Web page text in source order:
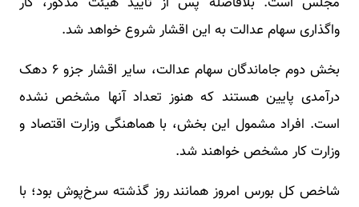
واگذاری سهام عدالت به این اقشار شروع خواهد شد.
بخش دوم جاماندگان سهام عدالت، سایر اقشار جزو ۶ دهک
درآمدی پایین هستند که هنوز تعداد آنها مشخص نشده
است. افراد مشمول این بخش، با هماهنگی وزارت اقتصاد و
وزارت کار مشخص خواهند شد.
شاخص کل بورس امروز همانند روز گذشته سرخ‌پوش بود؛ با